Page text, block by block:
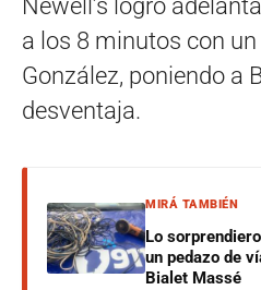
Newell’s logró
a los 8 minutos con
González, poniendo a
desventaja.
MIRÁ TAMBIÉN
Lo
un pedazo de
Bialet Massé